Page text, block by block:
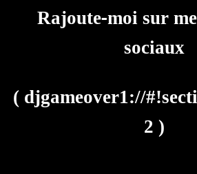
Rajoute-moi sur
sociaux
( djgameover1://
2 )